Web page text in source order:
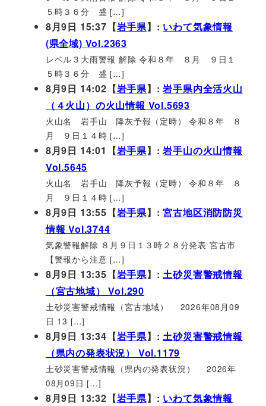
５時３６分 盛 […]
8月9日 15:37【岩手県】: いわて気象情報
(県全域) Vol.2363
レベル３大雨警報 解除 令和８年 ８月 ９日１
５時３６分 盛 […]
8月9日 14:02【岩手県】:岩手県内全活火山
（４火山）の火山情報 Vol.5693
火山名 岩手山 降灰予報（定時） 令和８年 ８
月 ９日１４時 […]
8月9日 14:01【岩手県】:岩手山の火山情報
Vol.5645
火山名 岩手山 降灰予報（定時） 令和８年 ８
月 ９日１４時 […]
8月9日 13:55【岩手県】:宮古地区消防防災
情報 Vol.3744
気象警報解除 ８月９日１３時２８分発表 宮古市
【警報から注意 […]
8月9日 13:35【岩手県】:土砂災害警戒情報
（宮古地域） Vol.290
土砂災害警戒情報（宮古地域） 2026年08月09
日 13 […]
8月9日 13:34【岩手県】:土砂災害警戒情報
（県内の発表状況） Vol.1179
土砂災害警戒情報（県内の発表状況） 2026年
08月09日 […]
8月9日 13:32【岩手県】: いわて気象情報